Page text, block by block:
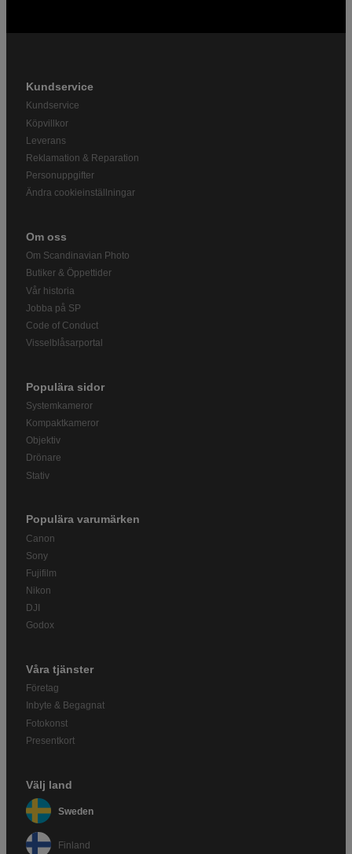
Kundservice
Kundservice
Köpvillkor
Leverans
Reklamation & Reparation
Personuppgifter
Ändra cookieinställningar
Om oss
Om Scandinavian Photo
Butiker & Öppettider
Vår historia
Jobba på SP
Code of Conduct
Visselblåsarportal
Populära sidor
Systemkameror
Kompaktkameror
Objektiv
Drönare
Stativ
Populära varumärken
Canon
Sony
Fujifilm
Nikon
DJI
Godox
Våra tjänster
Företag
Inbyte & Begagnat
Fotokonst
Presentkort
Välj land
Sweden
Finland